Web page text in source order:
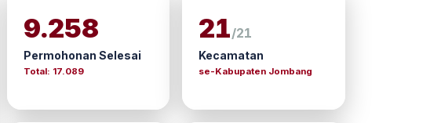
9.258
Permohonan Selesai
Total: 17.089
21/21
Kecamatan
se-Kabupaten Jombang